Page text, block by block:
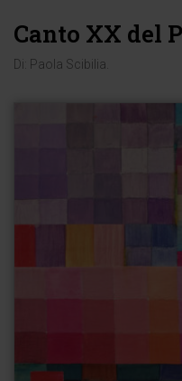
Canto XX del
Di: Paola Scibilia